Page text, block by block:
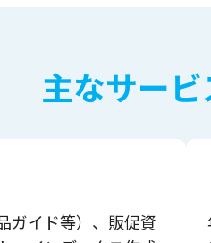
主なサー
ガイド等）、販促資